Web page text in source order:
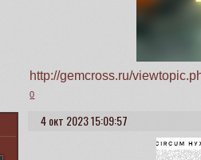
http://gemcross.ru/
0
4 окт 2023 15:09:57